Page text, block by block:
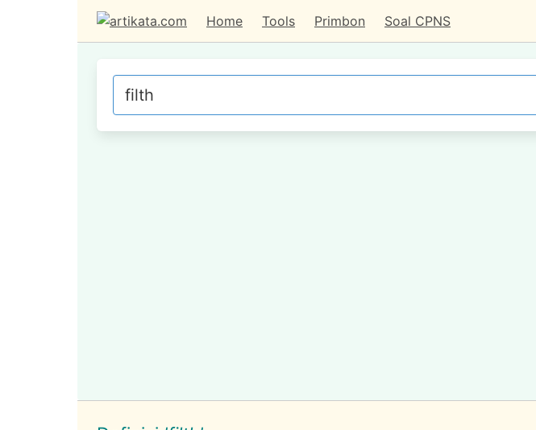
Home Tools Primbon Soal CPNS